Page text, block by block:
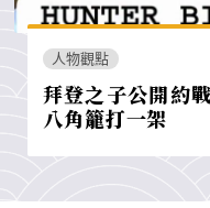
人物觀點
拜登之子公開約
八角籠打一架